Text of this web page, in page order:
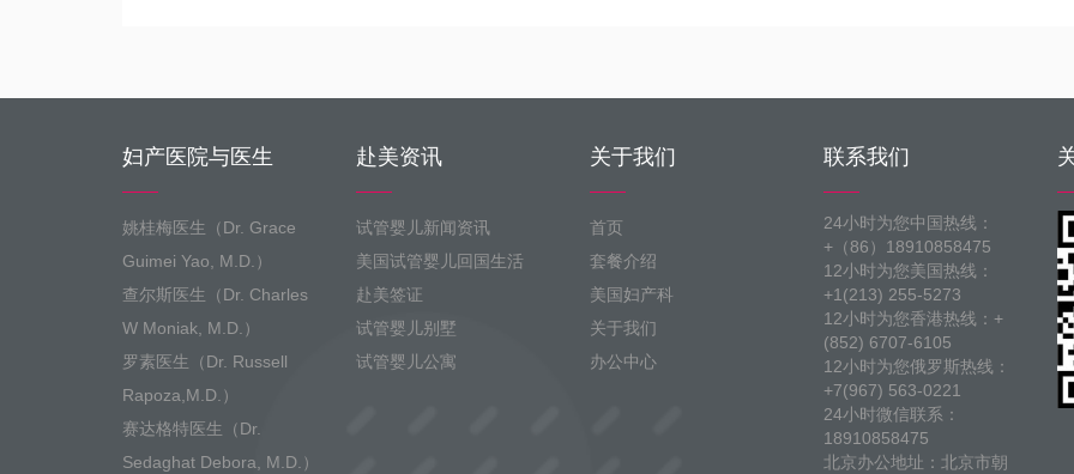
妇产医院与医生
姚桂梅医生（Dr. Grace
Guimei Yao, M.D.）
查尔斯医生（Dr. Charles
W Moniak, M.D.）
罗素医生（Dr. Russell
Rapoza,M.D.）
赛达格特医生（Dr.
Sedaghat Debora, M.D.）
赴美资讯
试管婴儿新闻资讯
美国试管婴儿回国生活
赴美签证
试管婴儿别墅
试管婴儿公寓
关于我们
首页
套餐介绍
美国妇产科
关于我们
办公中心
联系我们
24小时为您中国热线：
+（86）18910858475
12小时为您美国热线：
+1(213) 255-5273
12小时为您香港热线：+
(852) 6707-6105
12小时为您俄罗斯热线：
+7(967) 563-0221
24小时微信联系：
18910858475
北京办公地址：北京市朝